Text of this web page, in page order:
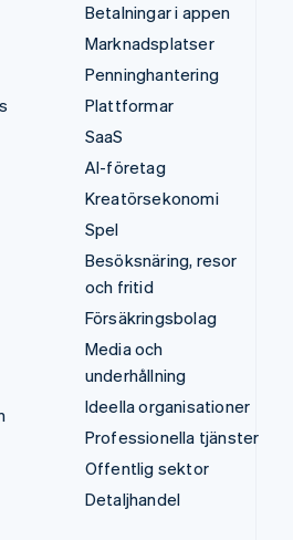
Betalningar i appen
Marknadsplatser
Penninghantering
Plattformar
SaaS
AI-företag
Kreatörsekonomi
Spel
Besöksnäring, resor
och fritid
Försäkringsbolag
Media och
underhållning
Ideella organisationer
Professionella tjänster
Offentlig sektor
Detaljhandel